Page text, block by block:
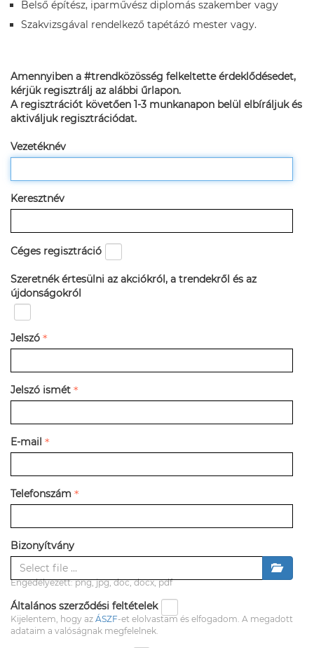
Belső építész, iparművész diplomás szakember vagy
Szakvizsgával rendelkező tapétázó mester vagy.
Amennyiben a #trendközösség felkeltette érdeklődésedet,
kérjük regisztrálj az alábbi űrlapon.
A regisztrációt követően 1-3 munkanapon belül elbíráljuk és
aktiváljuk regisztrációdat.
Vezetéknév
Keresztnév
Céges regisztráció
Szeretnék értesülni az akciókról, a trendekről és az
újdonságokról
Jelszó
Jelszó ismét
E-mail
Telefonszám
Bizonyítvány
Engedélyezett: png, jpg, doc, docx, pdf
Általános szerződési feltételek
Kijelentem, hogy az ÁSZF-et elolvastam és elfogadom. A megadott
adataim a valóságnak megfelelnek.